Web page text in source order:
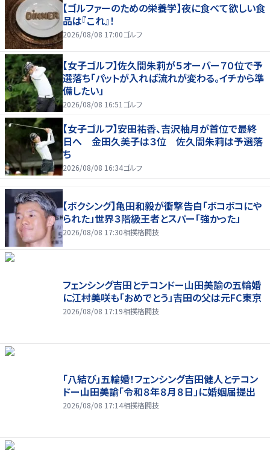
【ゴルファーのための栄養学】夜に食べて欲しい食
品は『これ』！
2026/08/08 17:00ゴルフ
【女子ゴルフ】佐久間朱莉が５オーバー７０位で予
選落ち「パットが入れば流れが変わる。イチから準
備したい」
2026/08/08 16:51 ゴルフ
【女子ゴルフ】安田祐香、吉沢柚月が首位で最終
日へ 金田久美子は３位 佐久間朱莉は予選落
ち
2026/08/08 16:34ゴルフ
【ボクシング】亀田和毅が衝撃告白「ボコボコにや
られた」世界３階級王者とスパー「強かった」
2026/08/08 17:30相撲格闘技
フェンシング吉田とテコンドー山田美諭の五輪婚
に江村美咲も「おめでとう」吉田の父は元FC東京
2026/08/08 17:19相撲格闘技
「八結び」五輪婚！フェンシング吉田健人とテコン
ドー山田美諭「令和８年８月８日」に婚姻届提出
2026/08/08 17:14相撲格闘技